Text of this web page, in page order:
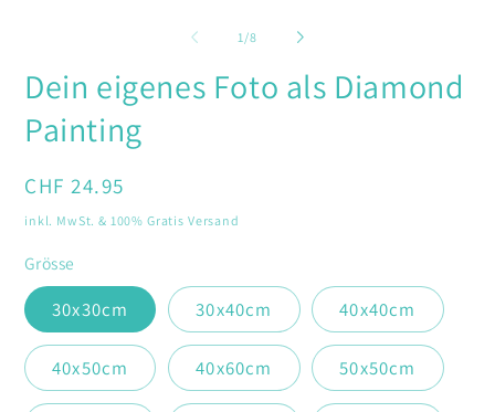
1 /von
8
Dein eigenes Foto als Diamond
Painting
Normaler
Preis
CHF 24.95
inkl. MwSt. & 100% Gratis Versand
Grösse
30x30cm 30x40cm 40x40cm
40x50cm 40x60cm 50x50cm